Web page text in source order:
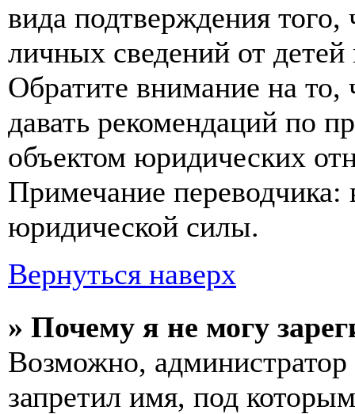
вида подтверждения
личных сведений от
Обратите внимание на
давать рекомендаций по
объектом юридических
Примечание
юридической силы.
Вернуться наверх
» Почему я не могу
Возможно,
запретил имя, под